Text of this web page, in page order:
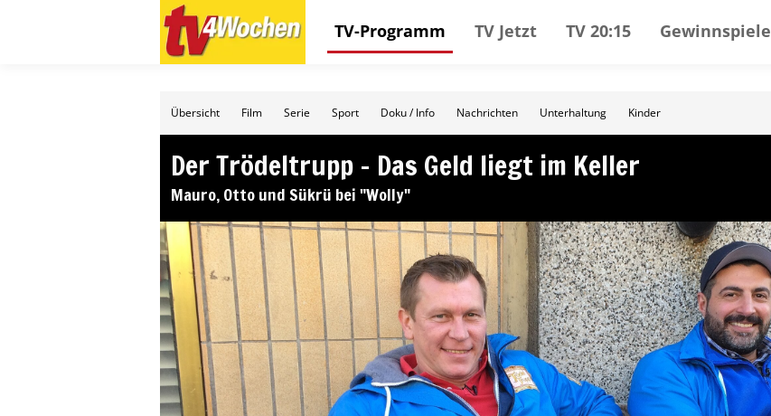
TV-Programm TV Jetzt TV 20:15 Gewinnspiele
Übersicht Film Serie Sport Doku / Info Nachrichten Unterhaltung Kinder
Der Trödeltrupp – Das Geld liegt im Keller
Mauro, Otto und Sükrü bei "Wolly"